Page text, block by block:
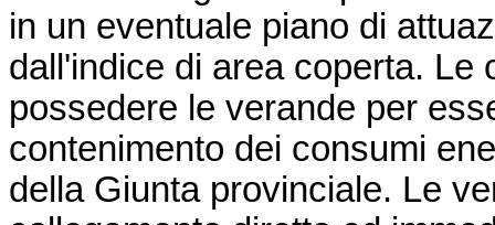
in un eventuale piano di
dall'indice di area coperta.
possedere le verande per
contenimento dei consumi
della Giunta provinciale. Le